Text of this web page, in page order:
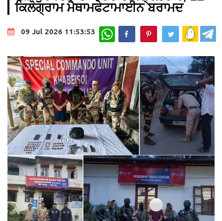
ਕਿਲੋਗ੍ਰਾਮ ਮੈਥਾਮਫੇਟਾਮਾਈਨ ਬਰਾਮਦ
09 Jul 2026 11:53:53 WhatsApp